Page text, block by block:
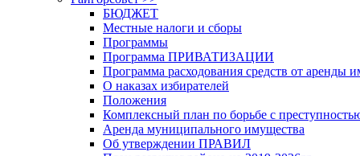
БЮДЖЕТ
Местные налоги и сборы
Программы
Программа ПРИВАТИЗАЦИИ
Программа расходования средств от аренды
О наказах избирателей
Положения
Комплексный план по борьбе с
Аренда муниципального имущества
Об утверждении ПРАВИЛ